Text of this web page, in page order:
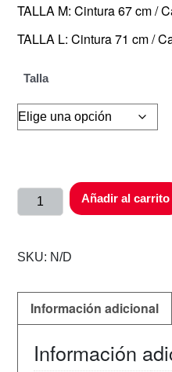
TALLA M: Cintura 67 cm /
TALLA L: Cintura 71 cm /
Talla
Añadir al carrito
SKU: N/D
Información adicional
Información